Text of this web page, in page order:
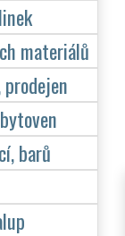
materiálů
barů